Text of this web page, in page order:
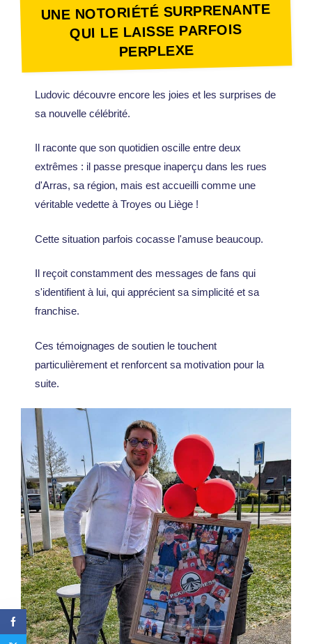
UNE NOTORIÉTÉ SURPRENANTE
QUI LE LAISSE PARFOIS
PERPLEXE
Ludovic découvre encore les joies et les surprises de
sa nouvelle célébrité.
Il raconte que son quotidien oscille entre deux
extrêmes : il passe presque inaperçu dans les rues
d'Arras, sa région, mais est accueilli comme une
véritable vedette à Troyes ou Liège !
Cette situation parfois cocasse l'amuse beaucoup.
Il reçoit constamment des messages de fans qui
s'identifient à lui, qui apprécient sa simplicité et sa
franchise.
Ces témoignages de soutien le touchent
particulièrement et renforcent sa motivation pour la
suite.